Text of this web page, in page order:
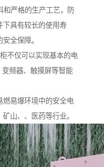
和严格的生产工艺，防
下具有较长的使用寿
全保障。
不仅可以实现基本的电
频器、触摸屏等智能
燃易爆环境中的安全电
山、、医药等行业。